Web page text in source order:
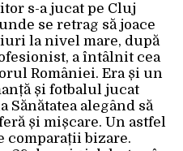
s-a jucat pe Cluj
se retrag să joace
la nivel mare, după
a întâlnit cea
României. Era și un
și fotbalul jucat
alegând să
și mișcare. Un astfel
comparații bizare.